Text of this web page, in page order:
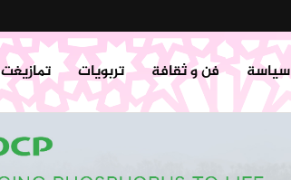
سياسة فن و ثقافة تربويات تمازيغت